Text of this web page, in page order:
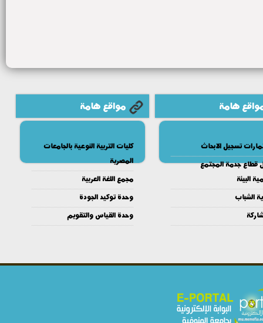
هامة
تسجيل الابحاث
قطاع جدمة المجتمع
البيئة
الشباب
مواقع هامة
كليات التربية النوعية بالجامعات
المصرية
مجمع اللغة العربية
وحدة توكيد الجودة
وحدة القياس والتقويم